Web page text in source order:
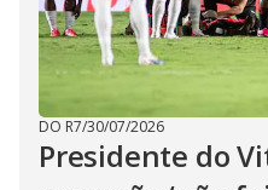
DO R7/30/07/2026
Presidente do